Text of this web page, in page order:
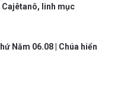
linh mục
Năm 06.08 | Chúa hiển